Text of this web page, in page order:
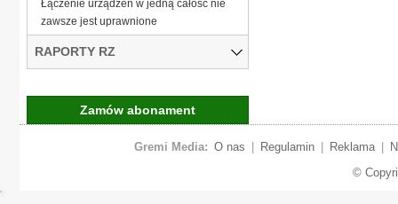
Łączenie urządzeń w jedną całość nie
zawsze jest uprawnione
RAPORTY RZ
Zamów abonament
Gremi Media: O nas Regulamin Reklama
©